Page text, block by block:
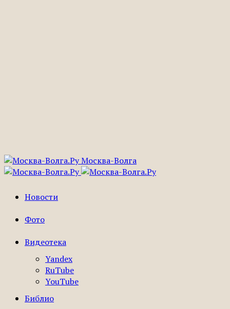
Москва-Волга
Новости
Фото
Видеотека
Yandex
RuTube
YouTube
Библио